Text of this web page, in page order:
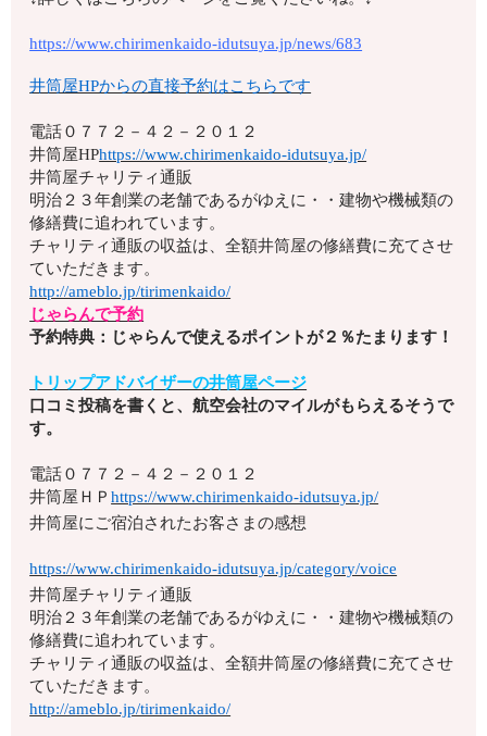
https://www.chirimenkaido-idutsuya.jp/news/683
井筒屋HPからの直接予約はこちらです
電話０７７２－４２－２０１２
井筒屋HPhttps://www.chirimenkaido-idutsuya.jp/
井筒屋チャリティ通販
明治２３年創業の老舗であるがゆえに・・建物や機械類の
修繕費に追われています。
チャリティ通販の収益は、全額井筒屋の修繕費に充てさせ
ていただきます。
http://ameblo.jp/tirimenkaido/
じゃらんで予約
予約特典：じゃらんで使えるポイントが２％たまります！
トリップアドバイザーの井筒屋ページ
口コミ投稿を書くと、航空会社のマイルがもらえるそうで
す。
電話０７７２－４２－２０１２
井筒屋ＨＰhttps://www.chirimenkaido-idutsuya.jp/
井筒屋にご宿泊されたお客さまの感想
https://www.chirimenkaido-idutsuya.jp/category/voice
井筒屋チャリティ通販
明治２３年創業の老舗であるがゆえに・・建物や機械類の
修繕費に追われています。
チャリティ通販の収益は、全額井筒屋の修繕費に充てさせ
ていただきます。
http://ameblo.jp/tirimenkaido/